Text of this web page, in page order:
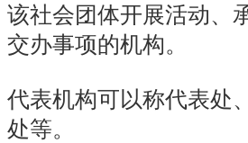
该社会团体开展活动、
交办事项的机构。
代表机构可以称代表处
处等。